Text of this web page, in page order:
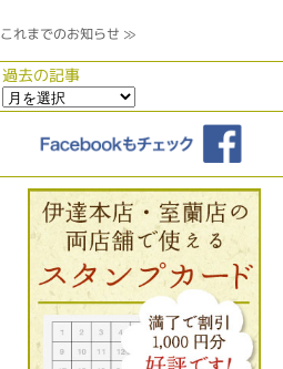
これまでのお知らせ ≫
過去の記事